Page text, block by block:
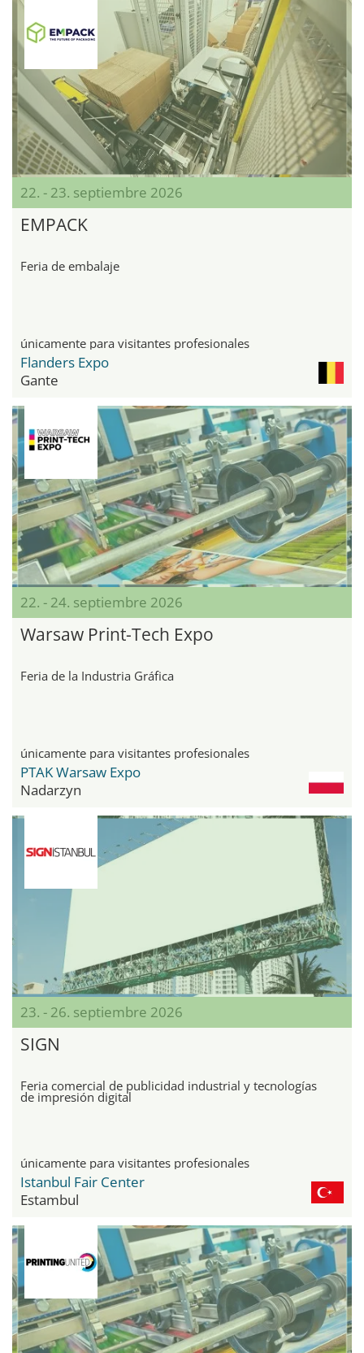
22. - 23. septiembre 2026
EMPACK
Feria de embalaje
únicamente para visitantes profesionales
Flanders Expo
Gante
22. - 24. septiembre 2026
Warsaw Print-Tech Expo
Feria de la Industria Gráfica
únicamente para visitantes profesionales
PTAK Warsaw Expo
Nadarzyn
23. - 26. septiembre 2026
SIGN
Feria comercial de publicidad industrial y tecnologías
de impresión digital
únicamente para visitantes profesionales
Istanbul Fair Center
Estambul